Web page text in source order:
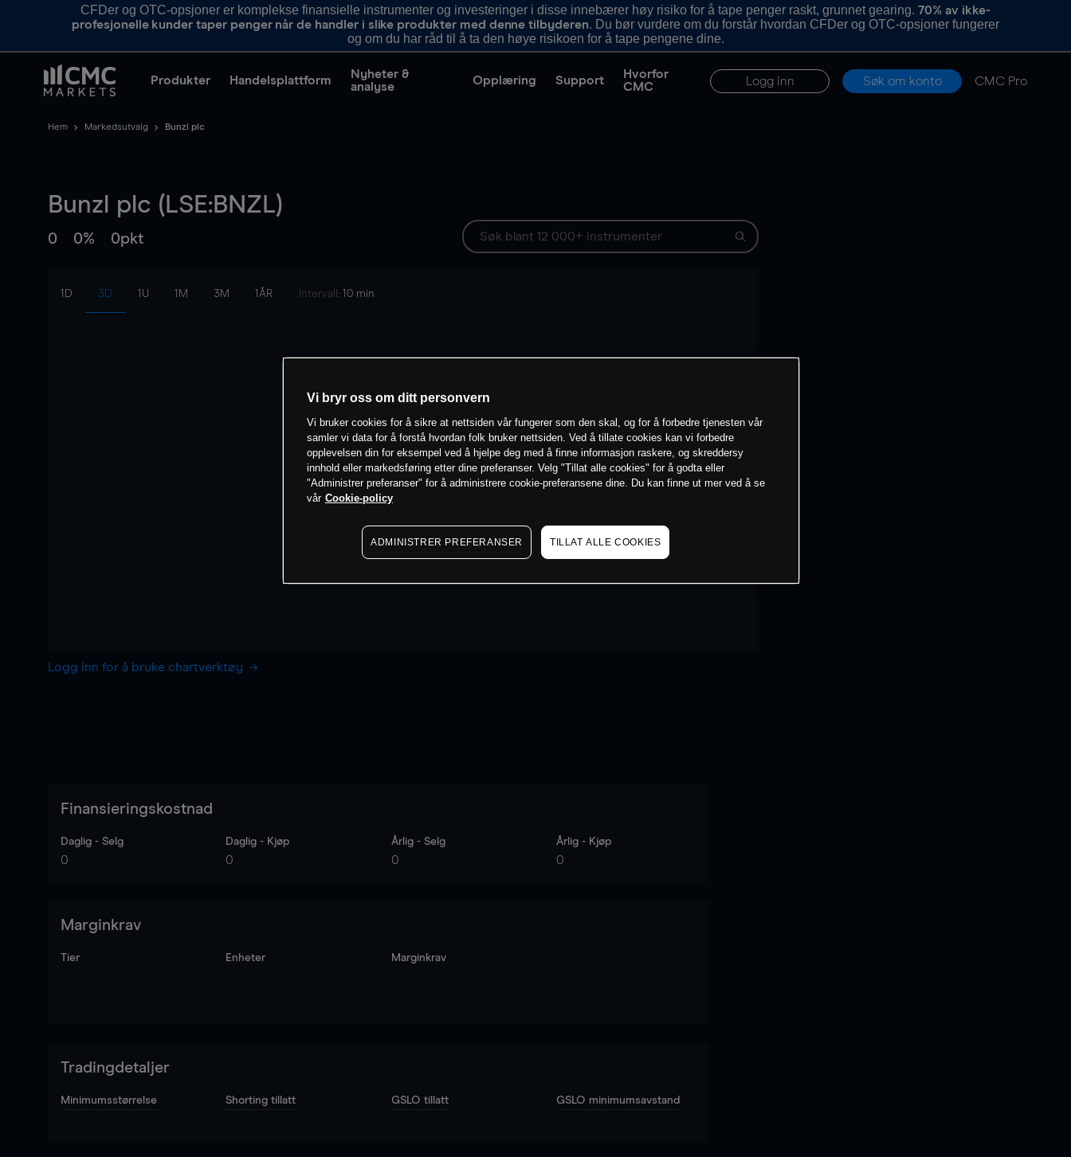
CFDer og OTC-opsjoner er komplekse finansielle instrumenter og investeringer i disse innebærer høy risiko for å tape penger raskt, grunnet gearing.70% av ikke-
profesjonelle kunder taper penger når de handler i slike produkter med denne tilbyderen. Du bør vurdere om du forstår hvordan CFDer og OTC-opsjoner fungerer
og om du har råd til å ta den høye risikoen for å tape pengene dine.
Produkter Handelsplattform
Nyheter &
analyse
Opplæring Support
Hvorfor
CMC
Logg inn Søk om konto CMC Pro
Hem Markedsutvalg Bunzl plc
Bunzl plc (LSE:BNZL)
0 0% 0pkt
1D 3D 1U 1M 3M 1ÅR Intervall: 10 min
Logg inn for å bruke chartverktøy
Finansieringskostnad
Daglig - Selg
0
Daglig - Kjøp
0
Årlig - Selg
0
Årlig - Kjøp
0
Marginkrav
Tier Enheter Marginkrav
Tradingdetaljer
Minimumsstørrelse Shorting tillatt GSLO tillatt GSLO minimumsavstand
Vi bryr oss om ditt personvern
Vi bruker cookies for å sikre at nettsiden vår fungerer som den skal, og for å forbedre tjenesten vår
samler vi data for å forstå hvordan folk bruker nettsiden. Ved å tillate cookies kan vi forbedre
opplevelsen din for eksempel ved å hjelpe deg med å finne informasjon raskere, og skreddersy
innhold eller markedsføring etter dine preferanser. Velg "Tillat alle cookies" for å godta eller
"Administrer preferanser" for å administrere cookie-preferansene dine. Du kan finne ut mer ved å se
vår Cookie-policy
ADMINISTRER PREFERANSER TILLAT ALLE COOKIES